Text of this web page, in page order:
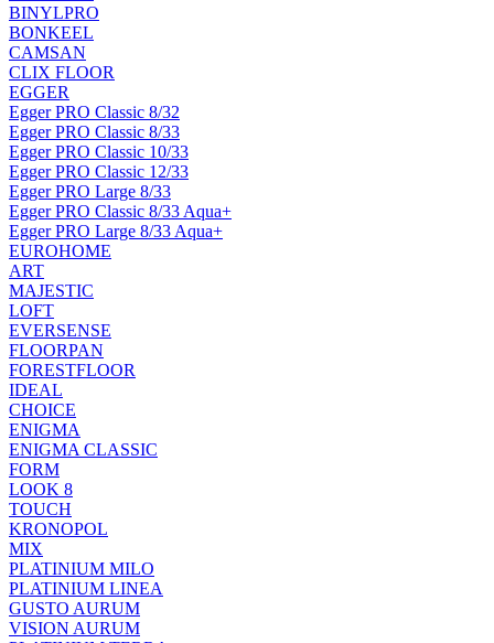
BINYLPRO
BONKEEL
CAMSAN
CLIX FLOOR
EGGER
Egger PRO Classic 8/32
Egger PRO Classic 8/33
Egger PRO Classic 10/33
Egger PRO Classic 12/33
Egger PRO Large 8/33
Egger PRO Classic 8/33 Aqua+
Egger PRO Large 8/33 Aqua+
EUROHOME
ART
MAJESTIC
LOFT
EVERSENSE
FLOORPAN
FORESTFLOOR
IDEAL
CHOICE
ENIGMA
ENIGMA CLASSIC
FORM
LOOK 8
TOUCH
KRONOPOL
MIX
PLATINIUM MILO
PLATINIUM LINEA
GUSTO AURUM
VISION AURUM